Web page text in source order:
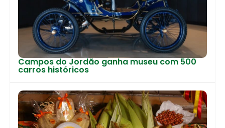
Campos do Jordão ganha museu com 500
carros históricos